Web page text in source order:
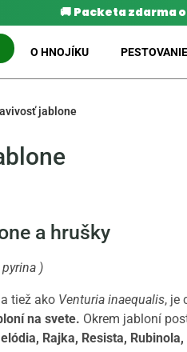
🚚 Packeta zdarma
O HNOJÍKU
jablone
a hrušky
)
tiež ako Venturia inaequalis, je
na svete. Okrem jabloní
Rajka, Resista,